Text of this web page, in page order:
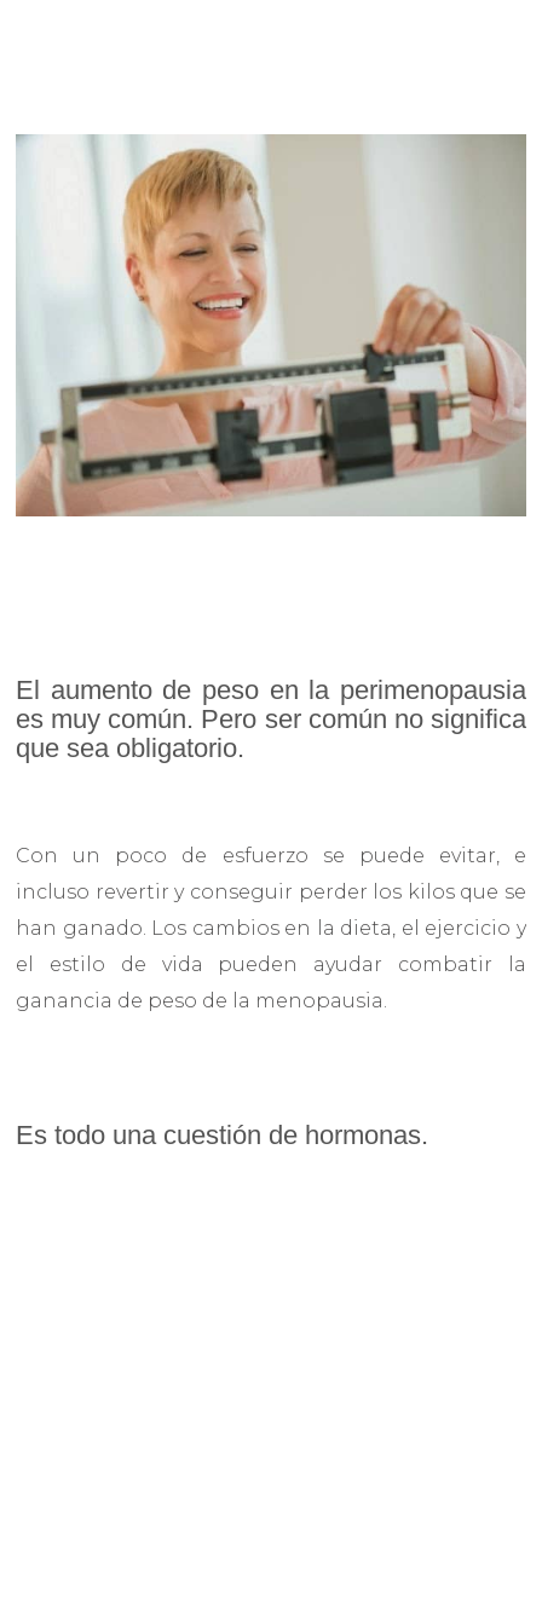
El aumento de peso en la perimenopausia
es muy común. Pero ser común no significa
que sea obligatorio.
Con un poco de esfuerzo se puede evitar, e
incluso revertir y conseguir perder los kilos que se
han ganado. Los cambios en la dieta, el ejercicio y
el estilo de vida pueden ayudar combatir la
ganancia de peso de la menopausia.
Es todo una cuestión de hormonas.